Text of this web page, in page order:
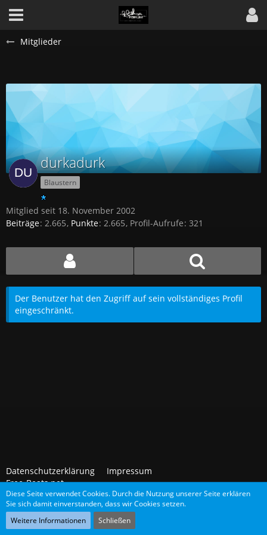
Mitglieder
durkadurk
Blaustern
Mitglied seit 18. November 2002
Beiträge 2.665 Punkte 2.665 Profil-Aufrufe 321
Der Benutzer hat den Zugriff auf sein vollständiges Profil
eingeschränkt.
Datenschutzerklärung
Impressum
Free-Beats.net
Community-Software:
Diese Seite verwendet Cookies. Durch die Nutzung unserer Seite erklären
Sie sich damit einverstanden, dass wir Cookies setzen.
Weitere Informationen
Schließen